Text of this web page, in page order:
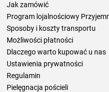
Jak zamówić
Program lojalnościowy
Sposoby i koszty transportu
Możliwości płatności
Dlaczego warto kupować u nas
Ustawienia prywatności
Regulamin
Pielęgnacja pościeli